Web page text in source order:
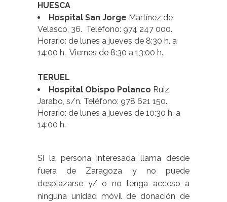
HUESCA
Hospital San Jorge Martínez de
Velasco, 36. Teléfono: 974 247 000.
Horario: de lunes a jueves de 8:30 h. a
14:00 h. Viernes de 8:30 a 13:00 h.
TERUEL
Hospital Obispo Polanco Ruiz
Jarabo, s/n. Teléfono: 978 621 150.
Horario: de lunes a jueves de 10:30 h. a
14:00 h.
Si la persona interesada llama desde
fuera de Zaragoza y no puede
desplazarse y/ o no tenga acceso a
ninguna unidad móvil de donación de